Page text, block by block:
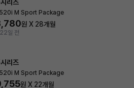
리즈
520i M Sport Package
원 X 28개월
2일 전
리즈
520i M Sport Package
원 X 22개월